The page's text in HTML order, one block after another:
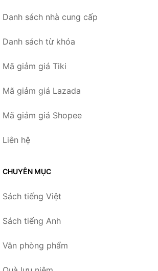
Danh sách nhà cung cấp
Danh sách từ khóa
Mã giảm giá Tiki
Mã giảm giá Lazada
Mã giảm giá Shopee
Liên hệ
CHUYÊN MỤC
Sách tiếng Việt
Sách tiếng Anh
Văn phòng phẩm